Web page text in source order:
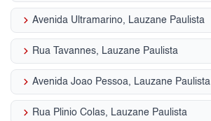
keyboard_arrow_right Avenida Ultramarino, Lauzane Paulista
keyboard_arrow_right Rua Tavannes, Lauzane Paulista
keyboard_arrow_right Avenida Joao Pessoa, Lauzane Paulista
keyboard_arrow_right Rua Plinio Colas, Lauzane Paulista